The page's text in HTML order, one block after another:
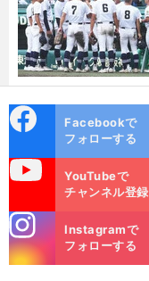
ok
Facebookで
フォローする
YouTubeで
チャンネル登録
m
Instagramで
フォローする